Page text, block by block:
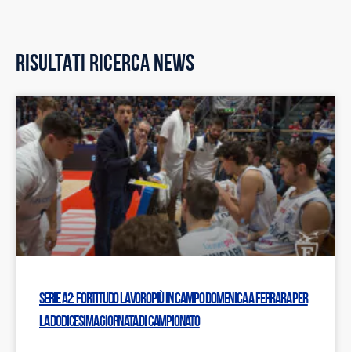
RISULTATI RICERCA NEWS
Serie A2: Fortitudo Lavoropiù in campo domenica a Ferrara per
la dodicesima giornata di campionato